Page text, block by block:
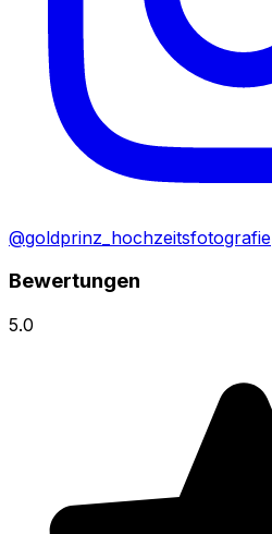
@goldprinz_hochzeitsfotografie
Bewertungen
5.0